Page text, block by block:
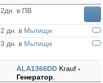
2дн. в ПВ
2 дн. в Мытищи
3 дн. в Мытищи
ALA1366DD Krauf-
Генератор